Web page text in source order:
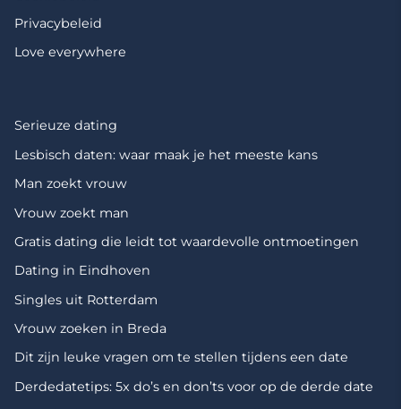
Privacybeleid
Love everywhere
Serieuze dating
Lesbisch daten: waar maak je het meeste kans
Man zoekt vrouw
Vrouw zoekt man
Gratis dating die leidt tot waardevolle ontmoetingen
Dating in Eindhoven
Singles uit Rotterdam
Vrouw zoeken in Breda
Dit zijn leuke vragen om te stellen tijdens een date
Derdedatetips: 5x do’s en don’ts voor op de derde date